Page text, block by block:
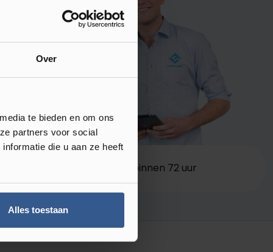
Over
te bieden en om ons
partners voor social
die u aan ze heeft
Alles toestaan
Bezorging binnen 72 uur